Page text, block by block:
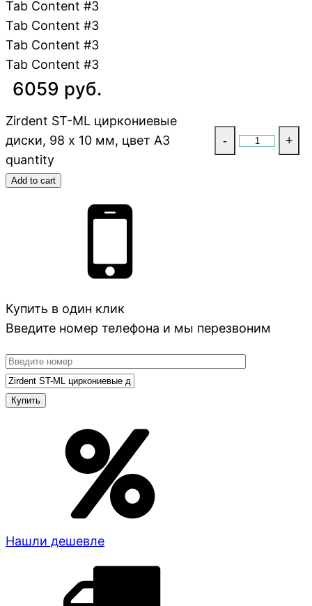
Tab Content #3
Tab Content #3
Tab Content #3
Tab Content #3
6059 руб.
Zirdent ST-ML циркониевые
диски, 98 х 10 мм, цвет A3
quantity
- +
Add to cart
Купить в один клик
Введите номер телефона и мы перезвоним
Нашли дешевле